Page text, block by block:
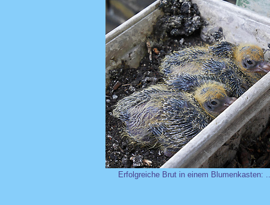
Erfolgreiche Brut in einem Blumenkasten: